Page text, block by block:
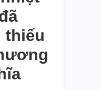
thiếu